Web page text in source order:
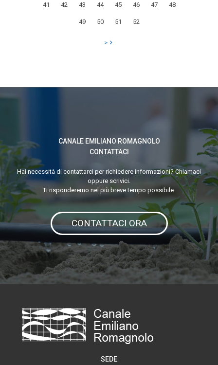
METTIAMO
KNOW
E
LA
NOSTRA
PASSIONE”
41 42 43 44 45 46 47 48
49 50 51 52
>
CANALE EMILIANO ROMAGNOLO
CONTATTACI
Hai necessità di contattarci per richiedere informazioni? Chiamaci
oppure scrivici.
Ti risponderemo nel più breve tempo possibile.
CONTATTACI ORA
SEDE